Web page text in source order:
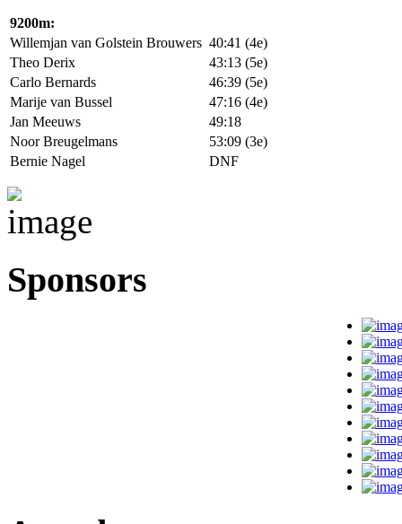
9200m:
Willemjan van Golstein Brouwers 40:41 (4e)
Theo Derix
43:13 (5e)
Carlo Bernards
46:39 (5e)
Marije van Bussel
47:16 (4e)
Jan Meeuws
49:18
Noor Breugelmans
53:09 (3e)
Bernie Nagel
DNF
Sponsors